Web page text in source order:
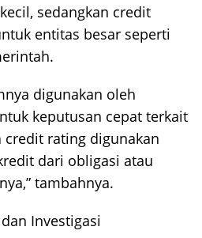
sedangkan credit
entitas besar seperti
digunakan oleh
keputusan cepat terkait
rating digunakan
dari obligasi atau
tambahnya.
Investigasi